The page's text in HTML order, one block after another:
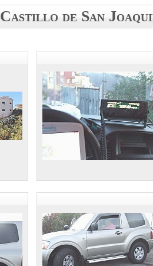
Castillo de San